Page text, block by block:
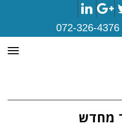
Twitter
Google+
LinkedIn
072-326-4376
מחדש